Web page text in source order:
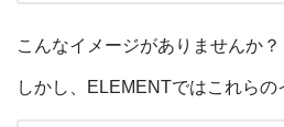
こんなイメージがありませんか？
しかし、ELEMENTではこれらの